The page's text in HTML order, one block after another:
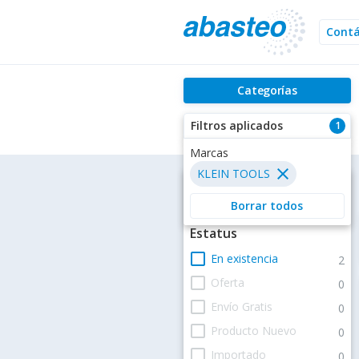
Categorías
1
Filtros aplicados
Marcas
close
KLEIN TOOLS
Borrar todos
Filtros
Estatus
check_box_outline_blank En existencia 2
check_box_outline_blank Oferta 0
check_box_outline_blank Envío Gratis 0
check_box_outline_blank Producto Nuevo 0
check_box_outline_blank Importado